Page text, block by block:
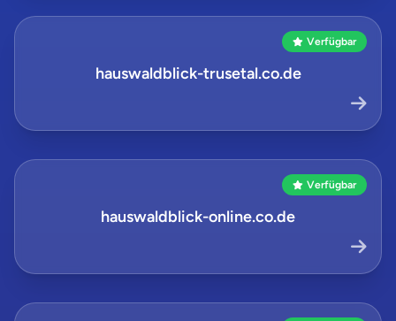
Verfügbar
hauswaldblick-trusetal.co.de
Verfügbar
hauswaldblick-online.co.de